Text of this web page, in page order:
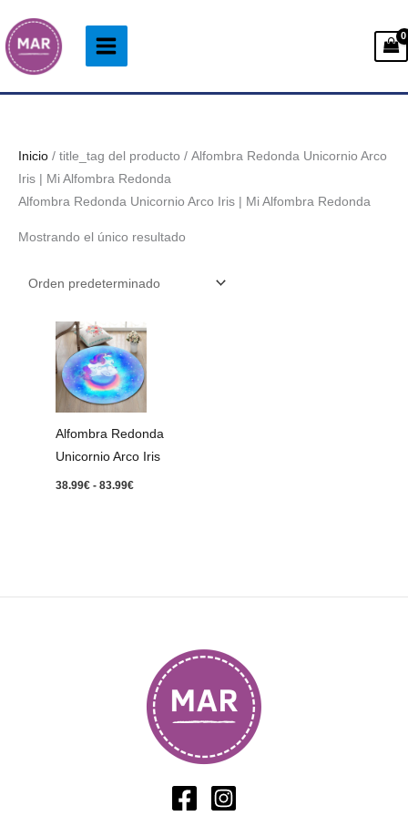
al
contenido
Inicio / title_tag del producto / Alfombra Redonda Unicornio Arco
Iris | Mi Alfombra Redonda
Alfombra Redonda Unicornio Arco Iris | Mi Alfombra Redonda
Mostrando el único resultado
Alfombra Redonda
Unicornio Arco Iris
38.99€ - 83.99€
Rango
de
precios:
desde
38.99€
hasta
83.99€